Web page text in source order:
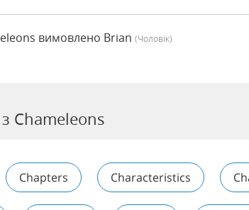
вимовлено Brian (чоловік)
Chameleons
Chapters Characteristics